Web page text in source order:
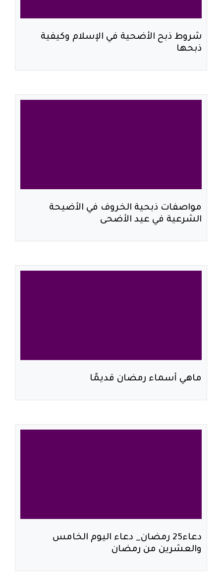
شروط ذبح الأضحية في الإسلام وكيفية
ذبحها
مواصفات ذبحية الخروف في الأضيحة
الشرعية في عيد الأضحى
ماهي أسماء رمضان قديمًا
دعاء25 رمضان_ دعاء اليوم الخامس
والعشرين من رمضان